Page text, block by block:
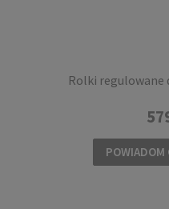
Rolki regulowane
POWIADOM